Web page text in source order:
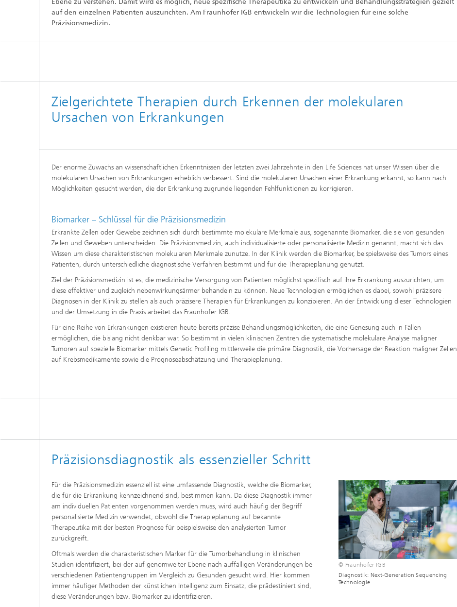
Wirkstoffscreening
Infektionen – Prävention, Diagnose,
Wirkstoffentwicklung
Ebene zu verstehen. Damit wird es möglich, neue spezifische Therapeutika zu entwickeln und Behandlungsstrategien gezielt
auf den einzelnen Patienten auszurichten. Am Fraunhofer IGB entwickeln wir die Technologien für eine solche
Präzisionsmedizin.
Zielgerichtete Therapien durch Erkennen der molekularen
Ursachen von Erkrankungen
Der enorme Zuwachs an wissenschaftlichen Erkenntnissen der letzten zwei Jahrzehnte in den Life Sciences hat unser Wissen über die
molekularen Ursachen von Erkrankungen erheblich verbessert. Sind die molekularen Ursachen einer Erkrankung erkannt, so kann nach
Möglichkeiten gesucht werden, die der Erkrankung zugrunde liegenden Fehlfunktionen zu korrigieren.
Biomarker – Schlüssel für die Präzisionsmedizin
Erkrankte Zellen oder Gewebe zeichnen sich durch bestimmte molekulare Merkmale aus, sogenannte Biomarker, die sie von gesunden
Zellen und Geweben unterscheiden. Die Präzisionsmedizin, auch individualisierte oder personalisierte Medizin genannt, macht sich das
Wissen um diese charakteristischen molekularen Merkmale zunutze. In der Klinik werden die Biomarker, beispielsweise des Tumors eines
Patienten, durch unterschiedliche diagnostische Verfahren bestimmt und für die Therapieplanung genutzt.
Ziel der Präzisionsmedizin ist es, die medizinische Versorgung von Patienten möglichst spezifisch auf ihre Erkrankung auszurichten, um
diese effektiver und zugleich nebenwirkungsärmer behandeln zu können. Neue Technologien ermöglichen es dabei, sowohl präzisere
Diagnosen in der Klinik zu stellen als auch präzisere Therapien für Erkrankungen zu konzipieren. An der Entwicklung dieser Technologien
und der Umsetzung in die Praxis arbeitet das Fraunhofer IGB.
Für eine Reihe von Erkrankungen existieren heute bereits präzise Behandlungsmöglichkeiten, die eine Genesung auch in Fällen
ermöglichen, die bislang nicht denkbar war. So bestimmt in vielen klinischen Zentren die systematische molekulare Analyse maligner
Tumoren auf spezielle Biomarker mittels Genetic Profiling mittlerweile die primäre Diagnostik, die Vorhersage der Reaktion maligner Zellen
auf Krebsmedikamente sowie die Prognoseabschätzung und Therapieplanung.
Präzisionsdiagnostik als essenzieller Schritt
Für die Präzisionsmedizin essenziell ist eine umfassende Diagnostik, welche die Biomarker,
die für die Erkrankung kennzeichnend sind, bestimmen kann. Da diese Diagnostik immer
am individuellen Patienten vorgenommen werden muss, wird auch häufig der Begriff
personalisierte Medizin verwendet, obwohl die Therapieplanung auf bekannte
Therapeutika mit der besten Prognose für beispielsweise den analysierten Tumor
zurückgreift.
Oftmals werden die charakteristischen Marker für die Tumorbehandlung in klinischen
Studien identifiziert, bei der auf genomweiter Ebene nach auffälligen Veränderungen bei
verschiedenen Patientengruppen im Vergleich zu Gesunden gesucht wird. Hier kommen
immer häufiger Methoden der künstlichen Intelligenz zum Einsatz, die prädestiniert sind,
diese Veränderungen bzw. Biomarker zu identifizieren.
© Fraunhofer IGB
Diagnostik: Next-Generation Sequencing
Technologie